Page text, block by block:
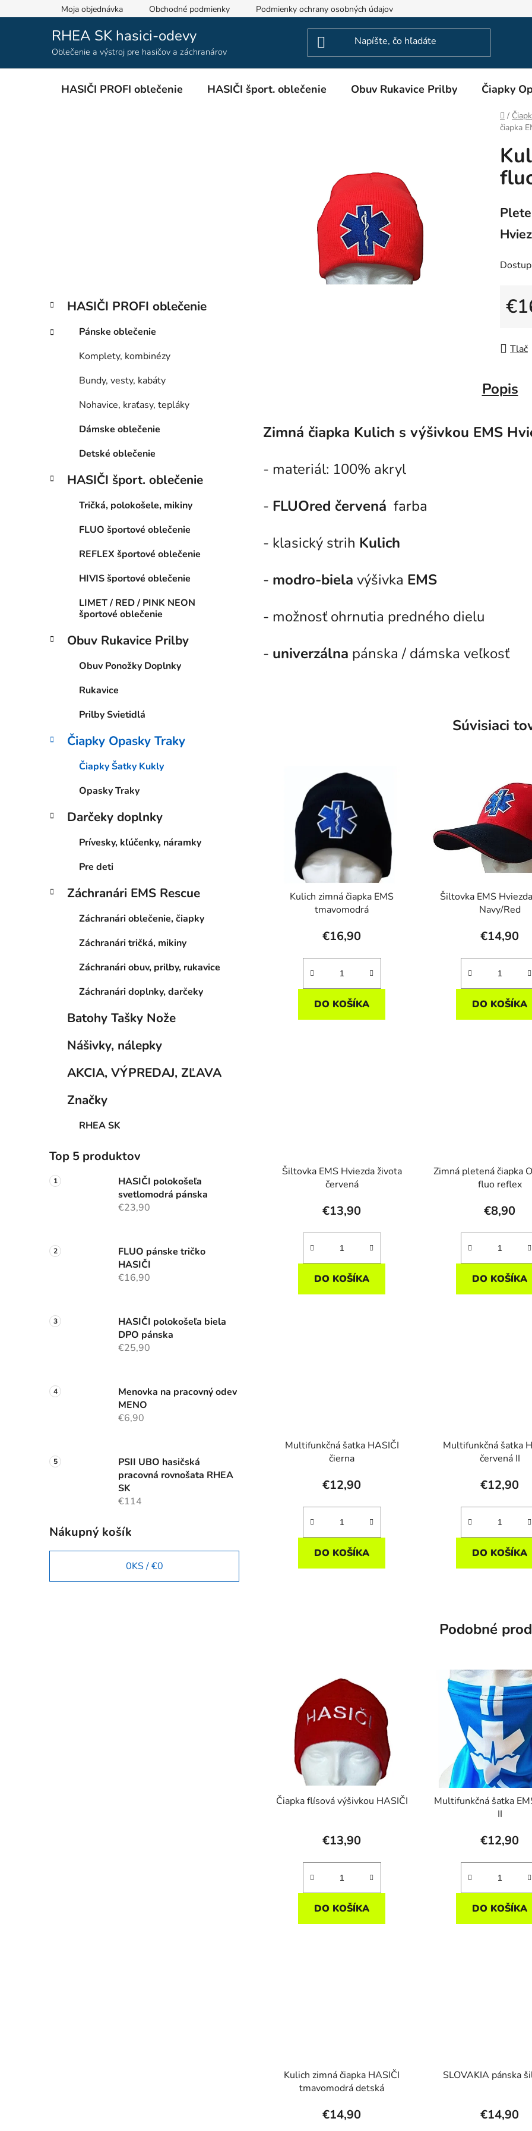
na
Moja objednávka Obchodné podmienky Podmienky ochrany osobných údajov
RHEA SK hasici-odevy
Oblečenie a výstroj pre hasičov a záchranárov
HASIČI PROFI oblečenie HASIČI šport. oblečenie Obuv Rukavice Prilby Čiapky
Domov
/
čiapka
Preskočiť
kategórie
K
a
e
HASIČI PROFI oblečenie
Pánske oblečenie
Komplety, kombinézy
Bundy, vesty, kabáty
Nohavice, kraťasy, tepláky
Dámske oblečenie
Detské oblečenie
HASIČI šport. oblečenie
Tričká, polokošele, mikiny
FLUO športové oblečenie
REFLEX športové oblečenie
HIVIS športové oblečenie
LIMET / RED / PINK NEON
športové oblečenie
Obuv Rukavice Prilby
Obuv Ponožky Doplnky
Rukavice
Prilby Svietidlá
Čiapky Opasky Traky
Čiapky Šatky Kukly
Opasky Traky
Darčeky doplnky
Prívesky, kľúčenky, náramky
Pre deti
Záchranári EMS Rescue
Záchranári oblečenie, čiapky
Záchranári tričká, mikiny
Záchranári obuv, prilby, rukavice
Záchranári doplnky, darčeky
Batohy Tašky Nože
Nášivky, nálepky
AKCIA, VÝPREDAJ, ZĽAVA
Značky
RHEA SK
Top 5 produktov
HASIČI polokošeľa
svetlomodrá pánska
€23,90
FLUO pánske tričko
HASIČI
€16,90
HASIČI polokošeľa biela
DPO pánska
€25,90
Menovka na pracovný odev
MENO
€6,90
PSII UBO hasičská
pracovná rovnošata RHEA
SK
€114
Nákupný košík
0KS /€0
Tlač
Popis
Zimná čiapka Kulich s výšivkou EMS
- materiál: 100% akryl
- FLUOred červená farba
- klasický strih Kulich
- modro-biela výšivka EMS
- možnosť ohrnutia predného dielu
- univerzálna pánska / dámska veľkosť
Súvisiaci
Kulich zimná čiapka EMS
tmavomodrá
€16,90
DO KOŠÍKA
Šiltovka EMS
Navy/Red
€14,90
DO KOŠÍKA
Šiltovka EMS Hviezda života
červená
€13,90
DO KOŠÍKA
Zimná pletená čiapka
fluo reflex
€8,90
DO KOŠÍKA
Multifunkčná šatka HASIČI
čierna
€12,90
DO KOŠÍKA
Multifunkčná šatka
červená II
€12,90
DO KOŠÍKA
Podobné
Čiapka flísová výšivkou HASIČI
€13,90
DO KOŠÍKA
Multifunkčná šatka
II
€12,90
DO KOŠÍKA
Kulich zimná čiapka HASIČI
tmavomodrá detská
€14,90
SLOVAKIA pánska
€14,90